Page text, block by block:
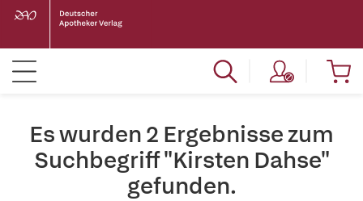
Es wurden 2 Ergebnisse zum
Suchbegriff "Kirsten Dahse"
gefunden.